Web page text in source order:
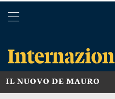
IL NUOVO DE MAURO